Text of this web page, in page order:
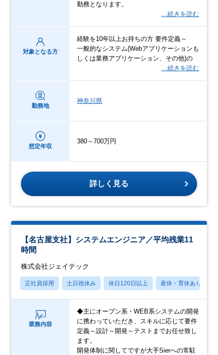
勤務となります。
…続きを読む
対象となる方
経験を10年以上お持ちの方 要件定義～
一般的なシステム(Webアプリケーションも
しくは業務アプリケーション、その他)の
…続きを読む
勤務地
神奈川県
想定年収
380～700万円
詳しく見る
【名古屋支社】システムエンジニア／平均残業11
時間
株式会社ジェイテック
正社員採用 土日祝休み 休日120日以上 産休・育休あり
業務内容
◆主にオープン系・WEB系システムの開発
に携わっていただき、スキルに応じて要件
定義～設計～開発～テストまでお任せ致し
ます。
開発体制に関してですが大手Sierへの常駐